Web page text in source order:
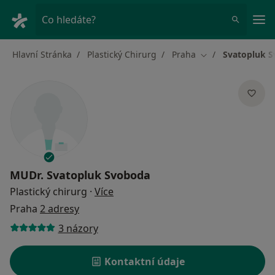
Co hledáte?
Hlavní Stránka Plastický Chirurg Praha Změna města
Svatopluk
MUDr. Svatopluk Svoboda
Plastický chirurg · Více
Praha 2 adresy
3 názory
Kontaktní údaje